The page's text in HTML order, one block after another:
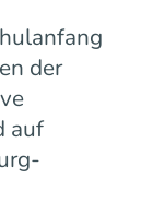
der
auf